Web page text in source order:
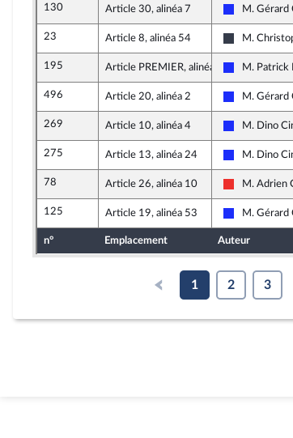
130 Article 30, alinéa 7
Les
M. Gérard
23 Article 8, alinéa 54
UDI, Agir et
M.
195 Article PREMIER, alinéa 72
Les
M. Patrick
496 Article 20, alinéa 2
Les
M. Gérard
269 Article 10, alinéa 4
Les
M. Dino
275 Article 13, alinéa 24
Les
M. Dino
78 Article 26, alinéa 10
La France
M. Adrien
125 Article 19, alinéa 53
Les
M. Gérard
n° Emplacement Auteur
1 2 3